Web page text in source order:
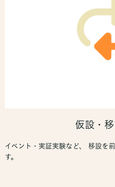
仮設・
イベント・実証実験など、 移設を
す。